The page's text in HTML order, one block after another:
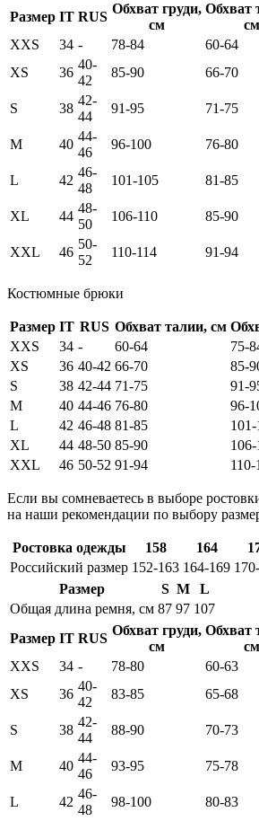
Размер IT RUS
Обхват груди,
см
Обхват
см
XXS
34 - 78-84 60-64
XS
36
40-
42
85-90 66-70
S 38
42-
44
91-95 71-75
M 40
44-
46
96-100 76-80
L 42
46-
48
101-105 81-85
XL 44
48-
50
106-110 85-90
XXL 46
50-
52
110-114 91-94
Костюмные брюки
Размер IT RUS Обхват талии, см
XXS
34 - 60-64
75-
XS
36 40-42 66-70
85-
S
38 42-44 71-75
91-
M
40 44-46 76-80
96-
L
42 46-48 81-85
XL
44 48-50 85-90
106-
XXL
46 50-52 91-94 110-
Если вы сомневаетесь в выборе
на наши рекомендации по выбору
Ростовка одежды 158 164
Российский размер 152-163 164-169
Размер
S M
L
Общая длина ремня, см 87 97 107
Размер IT RUS
Обхват груди,
см
Обхват
см
XXS
34 - 78-80 60-63
XS
36
40-
42
83-85 65-68
S 38
42-
44
88-90 70-73
M 40
44-
46
93-95 75-78
L 42
46-
48
98-100 80-83